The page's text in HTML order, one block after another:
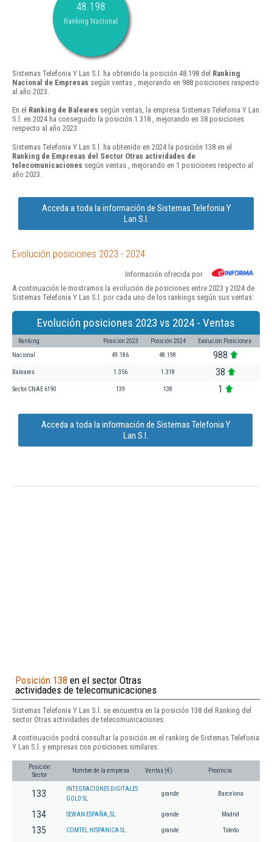
48.198
Ranking Nacional
Sistemas Telefonia Y Lan S.l. ha obtenido la posición 48.198 del Ranking
Nacional de Empresas según ventas , mejorando en 988 posiciones respecto
al año 2023.
En el Ranking de Baleares según ventas, la empresa Sistemas Telefonia Y Lan
S.l. en 2024 ha conseguido la posición 1.318 , mejorando en 38 posiciones
respecto al año 2023.
Sistemas Telefonia Y Lan S.l. ha obtenido en 2024 la posición 138 en el
Ranking de Empresas del Sector Otras actividades de
telecomunicaciones según ventas , mejorando en 1 posiciones respecto al
año 2023.
Acceda a toda la información de Sistemas Telefonia Y
Lan S.l.
Evolución posiciones 2023 - 2024
Información ofrecida por
A continuación le mostramos la evolución de posiciones entre 2023 y 2024 de
Sistemas Telefonia Y Lan S.l. por cada uno de los rankings según sus ventas:
Evolución posiciones 2023 vs 2024 - Ventas
Ranking Posición 2023 Posición 2024 Evolución Posiciones
Nacional 49.186 48.198 988
Baleares 1.356 1.318 38
Sector CNAE 6190 139 138 1
Acceda a toda la información de Sistemas Telefonia Y
Lan S.l.
Posición 138 en el sector Otras
actividades de telecomunicaciones
Sistemas Telefonia Y Lan S.l. se encuentra en la posición 138 del Ranking del
sector Otras actividades de telecomunicaciones.
A continuación podrá consultar la posición en el ranking de Sistemas Telefonia
Y Lan S.l. y empresas con posiciones similares:
Posición
Sector
Nombre de la empresa Ventas (€) Provincia
133
INTEGRACIONES DIGITALES
GOLD SL
grande Barcelona
134 SEWAN ESPAÑA, SL. grande Madrid
135 COMTEL HISPANICA SL. grande Toledo